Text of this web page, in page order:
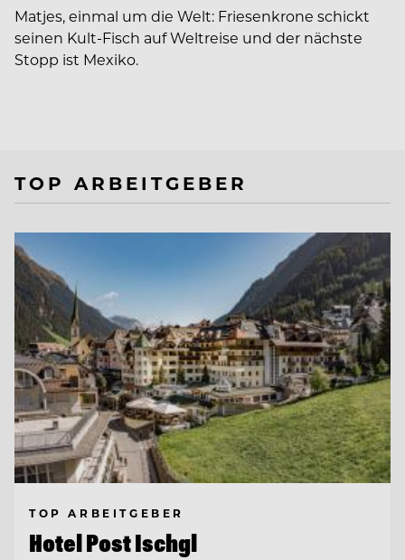
Matjes, einmal um die Welt: Friesenkrone schickt
seinen Kult-Fisch auf Weltreise und der nächste
Stopp ist Mexiko.
TOP ARBEITGEBER
TOP ARBEITGEBER
Hotel Post Ischgl